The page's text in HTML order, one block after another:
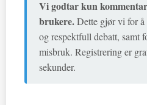
Vi godtar kun
brukere.Dette gjør vi for
og respektfull debatt, samt
misbruk. Registrering er
sekunder.